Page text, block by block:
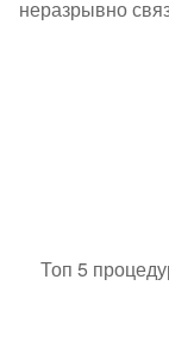
неразрывно
Топ 5